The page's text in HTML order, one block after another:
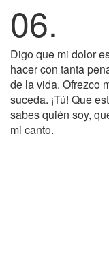
06.
Digo que mi dolor
hacer con tanta
de la vida. Ofrezco
suceda. ¡Tú! Que
sabes quién soy,
mi canto.